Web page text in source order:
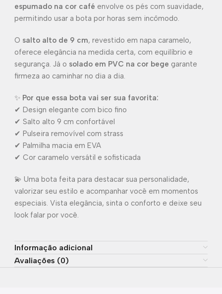
espumado na cor café envolve os pés com suavidade,
permitindo usar a bota por horas sem incômodo.
O salto alto de 9 cm, revestido em napa caramelo,
oferece elegância na medida certa, com equilíbrio e
segurança. Já o solado em PVC na cor bege garante
firmeza ao caminhar no dia a dia.
✨ Por que essa bota vai ser sua favorita:
✔ Design elegante com bico fino
✔ Salto alto 9 cm confortável
✔ Pulseira removível com strass
✔ Palmilha macia em EVA
✔ Cor caramelo versátil e sofisticada
💫 Uma bota feita para destacar sua personalidade,
valorizar seu estilo e acompanhar você em momentos
especiais. Vista elegância, sinta o conforto e deixe seu
look falar por você.
Informação adicional
Avaliações (0)